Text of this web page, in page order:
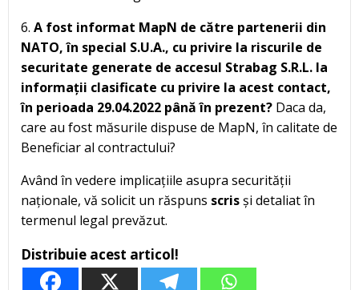
6. A fost informat MapN de către partenerii din
NATO, în special S.U.A., cu privire la riscurile de
securitate generate de accesul Strabag S.R.L. la
informații clasificate cu privire la acest contact,
în perioada 29.04.2022 până în prezent? Daca da,
care au fost măsurile dispuse de MapN, în calitate de
Beneficiar al contractului?
Având în vedere implicațiile asupra securității
naționale, vă solicit un răspuns scrisși detaliat în
termenul legal prevăzut.
Distribuie acest articol!